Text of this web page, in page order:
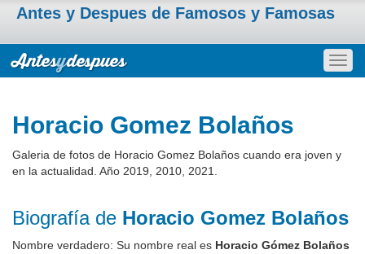
Antes y Despues de Famosos y Famosas
Horacio Gomez Bolaños
Galeria de fotos de Horacio Gomez Bolaños cuando era joven y
en la actualidad. Año 2019, 2010, 2021.
Biografía de Horacio Gomez Bolaños
Nombre verdadero: Su nombre real es Horacio Gómez Bolaños